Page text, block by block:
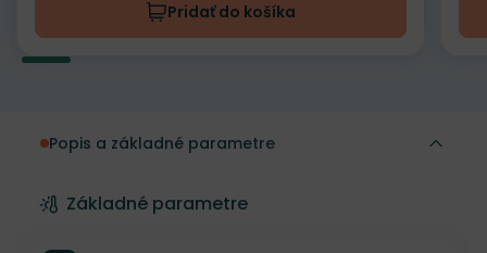
Pridať do košíka
Popis a základné parametre
Základné parametre